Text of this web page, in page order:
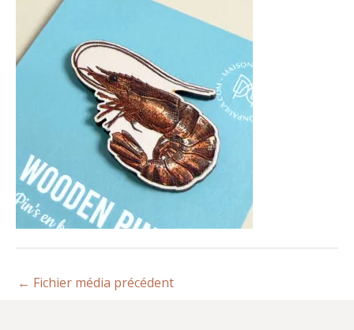
← Fichier média précédent